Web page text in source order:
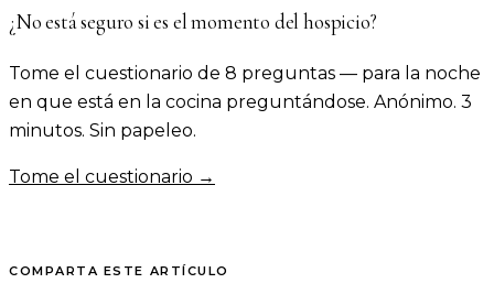
¿No está seguro si es el momento del hospicio?
Tome el cuestionario de 8 preguntas — para la noche
en que está en la cocina preguntándose. Anónimo. 3
minutos. Sin papeleo.
Tome el cuestionario →
COMPARTA ESTE ARTÍCULO